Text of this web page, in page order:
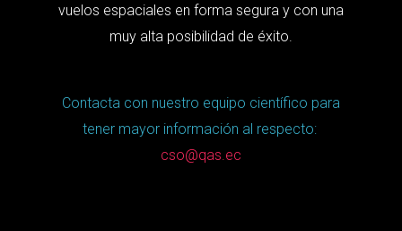
vuelos espaciales en forma segura y con una
muy alta posibilidad de éxito.
Contacta con nuestro equipo científico para
tener mayor información al respecto:
cso@qas.ec